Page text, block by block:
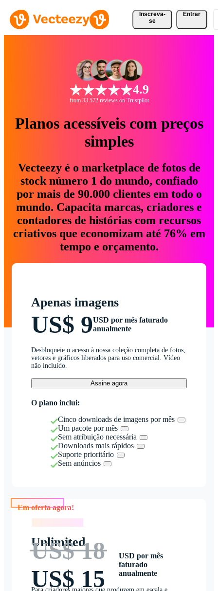
Inscreva-
se
Entrar
4.9
from 33.572 reviews on Trustpilot
Planos acessíveis com preços
simples
Vecteezy é o marketplace de fotos de
stock número 1 do mundo, confiado
por mais de 90.000 clientes em todo o
mundo. Capacita marcas, criadores e
contadores de histórias com recursos
criativos que economizam até 76% em
tempo e orçamento.
Apenas imagens
US$ 9USD por mês faturado
anualmente
Desbloqueie o acesso à nossa coleção completa de fotos,
vetores e gráficos liberados para uso comercial. Vídeo
não incluído.
Assine agora
O plano inclui:
Cinco downloads de imagens por mês
Um pacote por mês
Sem atribuição necessária
Downloads mais rápidos
Suporte prioritário
Sem anúncios
Unlimited
US$ 18
US$ 15
USD por mês
faturado
anualmente